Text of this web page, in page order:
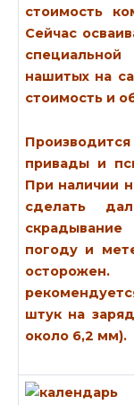
стоимость
Сейчас
нашитых на
стоимость и
привады и
При наличии
сделать
погоду и
штук на
около 6,2 мм).